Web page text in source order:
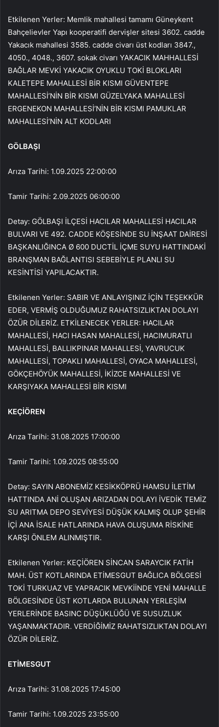
Etkilenen Yerler: Memlik mahallesi tamamı Güneykent
Bahçelievler Yapı kooperatifi dervişler sitesi 3602. cadde
Yakacık mahallesi 3585. cadde civarı üst kodları 3847.,
4050., 4048., 3607. sokak civarı YAKACIK MAHHALLESİ
BAĞLAR MEVKİ YAKACIK OYUKLU TOKİ BLOKLARI
KALETEPE MAHALLESİ BİR KISMI GÜVENTEPE
MAHALLESİ’NİN BİR KISMI GÜZELYAKA MAHALLESİ
ERGENEKON MAHALLESİ’NİN BİR KISMI PAMUKLAR
MAHALLESİ’NİN ALT KODLARI
GÖLBAŞI
Arıza Tarihi: 1.09.2025 22:00:00
Tamir Tarihi: 2.09.2025 06:00:00
Detay: GÖLBAŞI İLÇESİ HACILAR MAHALLESİ HACILAR
BULVARI VE 492. CADDE KÖŞESİNDE SU İNŞAAT DAİRESİ
BAŞKANLIĞINCA Ø 600 DUCTİL İÇME SUYU HATTINDAKİ
BRANŞMAN BAĞLANTISI SEBEBİYLE PLANLI SU
KESİNTİSİ YAPILACAKTIR.
Etkilenen Yerler: SABIR VE ANLAYIŞINIZ İÇİN TEŞEKKÜR
EDER, VERMİŞ OLDUĞUMUZ RAHATSIZLIKTAN DOLAYI
ÖZÜR DİLERİZ. ETKİLENECEK YERLER: HACILAR
MAHALLESİ, HACI HASAN MAHALLESİ, HACIMURATLI
MAHALLESİ, BALLIKPINAR MAHALLESİ, YAVRUCUK
MAHALLESİ, TOPAKLI MAHALLESİ, OYACA MAHALLESİ,
GÖKÇEHÖYÜK MAHALLESİ, İKİZCE MAHALLESİ VE
KARŞIYAKA MAHALLESİ BİR KISMI
KEÇİÖREN
Arıza Tarihi: 31.08.2025 17:00:00
Tamir Tarihi: 1.09.2025 08:55:00
Detay: SAYIN ABONEMİZ KESİKKÖPRÜ HAMSU İLETİM
HATTINDA ANİ OLUŞAN ARIZADAN DOLAYI İVEDİK TEMİZ
SU ARITMA DEPO SEVİYESİ DÜŞÜK KALMIŞ OLUP ŞEHİR
İÇİ ANA İSALE HATLARINDA HAVA OLUŞUMA RİSKİNE
KARŞI ÖNLEM ALINMIŞTIR.
Etkilenen Yerler: KEÇİÖREN SİNCAN SARAYCIK FATİH
MAH. ÜST KOTLARINDA ETİMESGUT BAĞLICA BÖLGESİ
TOKİ TURKUAZ VE YAPRACIK MEVKİİNDE YENİ MAHALLE
BÖLGESİNDE ÜST KOTLARDA BULUNAN YERLEŞİM
YERLERİNDE BASINC DÜŞÜKLÜĞÜ VE SUSUZLUK
YAŞANMAKTADIR. VERDİĞİMİZ RAHATSIZLIKTAN DOLAYI
ÖZÜR DİLERİZ.
ETİMESGUT
Arıza Tarihi: 31.08.2025 17:45:00
Tamir Tarihi: 1.09.2025 23:55:00